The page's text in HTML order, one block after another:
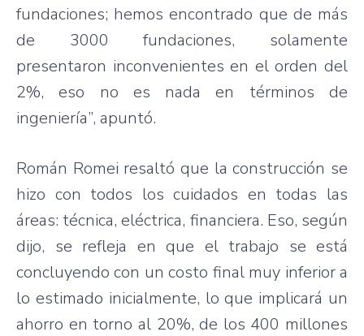
fundaciones; hemos encontrado que de más
de 3000 fundaciones, solamente
presentaron inconvenientes en el orden del
2%, eso no es nada en términos de
ingeniería”, apuntó.
Román Romei resaltó que la construcción se
hizo con todos los cuidados en todas las
áreas: técnica, eléctrica, financiera. Eso, según
dijo, se refleja en que el trabajo se está
concluyendo con un costo final muy inferior a
lo estimado inicialmente, lo que implicará un
ahorro en torno al 20%, de los 400 millones